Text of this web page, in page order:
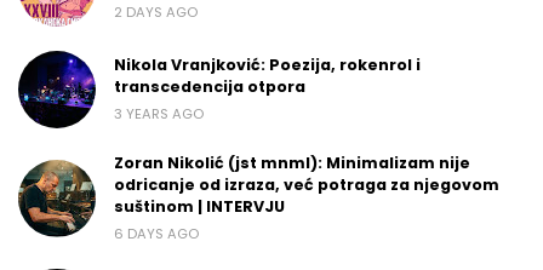
2 DAYS AGO
Nikola Vranjković: Poezija, rokenrol i
transcedencija otpora
3 YEARS AGO
Zoran Nikolić (jst mnml): Minimalizam nije
odricanje od izraza, već potraga za njegovom
suštinom | INTERVJU
6 DAYS AGO